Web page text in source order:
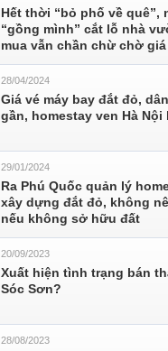
Hết thời “bỏ phố về quê”,
“gồng mình” cắt lỗ nhà
mua vẫn chần chừ chờ
28/04/2024
Giá vé máy bay đắt đỏ,
gần, homestay ven Hà Nội
29/01/2024
Ra Phú Quốc quản lý
xây dựng đắt đỏ, không
nếu không sở hữu đất
20/09/2023
Xuất hiện tình trạng bán
Sóc Sơn?
28/08/2023